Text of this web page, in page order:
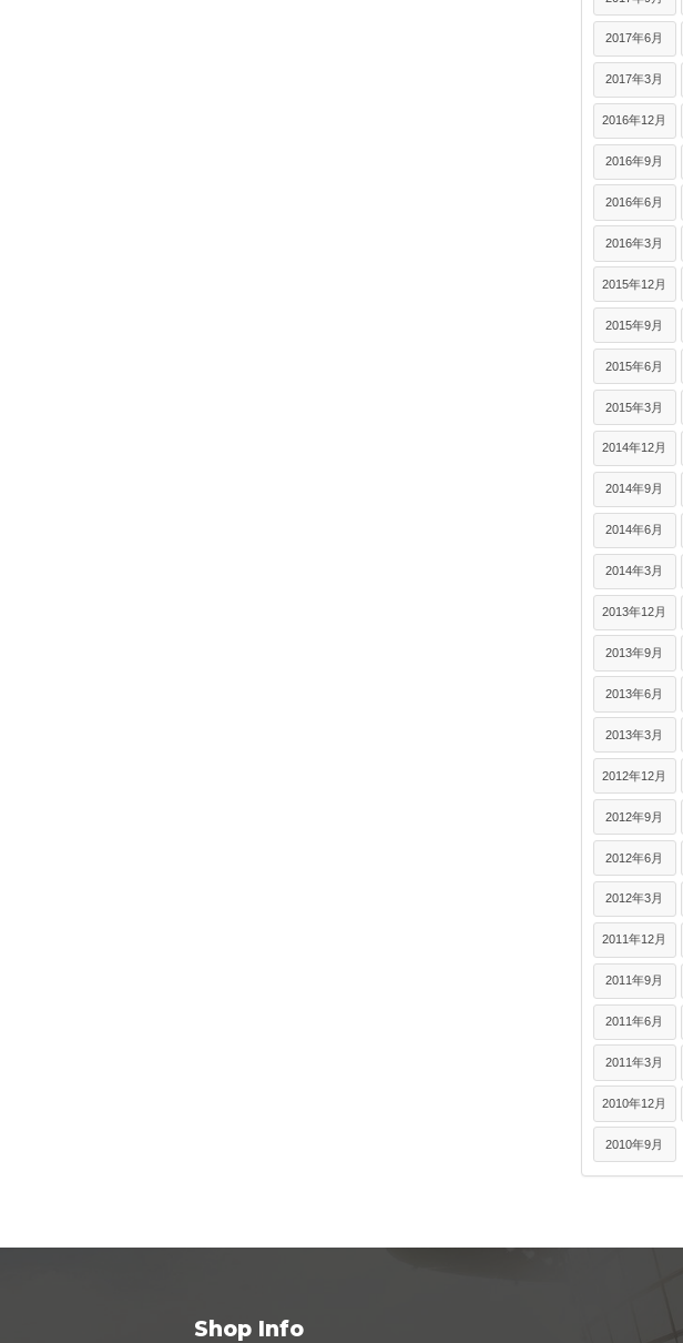
2017年6月
2017年3月
2016年12月
2016年9月
2016年6月
2016年3月
2015年12月
2015年9月
2015年6月
2015年3月
2014年12月
2014年9月
2014年6月
2014年3月
2013年12月
2013年9月
2013年6月
2013年3月
2012年12月
2012年9月
2012年6月
2012年3月
2011年12月
2011年9月
2011年6月
2011年3月
2010年12月
2010年9月
Shop Info